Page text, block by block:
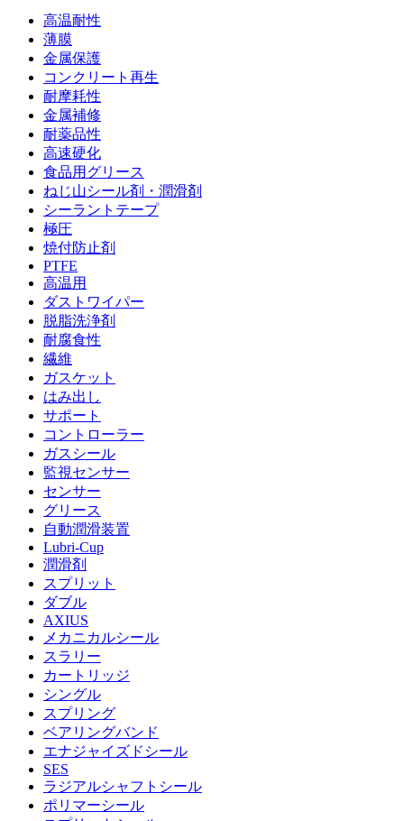
高温耐性
薄膜
金属保護
コンクリート再生
耐摩耗性
金属補修
耐薬品性
高速硬化
食品用グリース
ねじ山シール剤・潤滑剤
シーラントテープ
極圧
焼付防止剤
PTFE
高温用
ダストワイパー
脱脂洗浄剤
耐腐食性
繊維
ガスケット
はみ出し
サポート
コントローラー
ガスシール
監視センサー
センサー
グリース
自動潤滑装置
Lubri-Cup
潤滑剤
スプリット
ダブル
AXIUS
メカニカルシール
スラリー
カートリッジ
シングル
スプリング
ベアリングバンド
エナジャイズドシール
SES
ラジアルシャフトシール
ポリマーシール